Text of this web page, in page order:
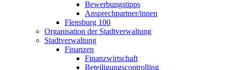
Bewerbungstipps
Ansprechpartner/innen
Flensburg 100
Organisation der Stadtverwaltung
Stadtverwaltung
Finanzen
Finanzwirtschaft
Beteiligungscontrolling